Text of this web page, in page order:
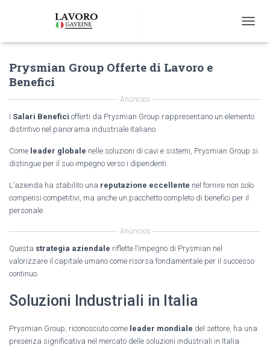
O
N
V
A
O
N
Prysmian Group Offerte di Lavoro e
Benefici
Anúncios
I Salari Benefici offerti da Prysmian Group rappresentano un elemento
distintivo nel panorama industriale italiano.
Come leader globale nelle soluzioni di cavi e sistemi, Prysmian Group si
distingue per il suo impegno verso i dipendenti.
L’azienda ha stabilito una reputazione eccellente nel fornire non solo
compensi competitivi, ma anche un pacchetto completo di benefici per il
personale.
Anúncios
Questa strategia aziendale riflette l’impegno di Prysmian nel
valorizzare il capitale umano come risorsa fondamentale per il successo
continuo.
Soluzioni Industriali in Italia
Prysmian Group, riconosciuto come leader mondiale del settore, ha una
presenza significativa nel mercato delle soluzioni industriali in Italia.